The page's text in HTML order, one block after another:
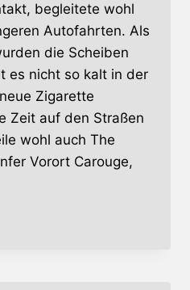
begleitete wohl
Autofahrten. Als
die Scheiben
es nicht so kalt in der
Zigarette
Zeit auf den Straßen
wohl auch The
Vorort Carouge,